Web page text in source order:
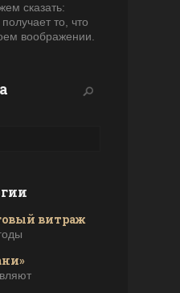
сказать:
то, что
воображении.
витраж